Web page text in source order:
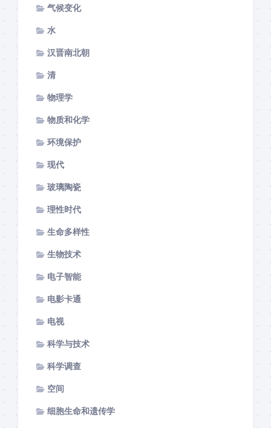
气候变化
水
汉晋南北朝
清
物理学
物质和化学
环境保护
现代
玻璃陶瓷
理性时代
生命多样性
生物技术
电子智能
电影卡通
电视
科学与技术
科学调查
空间
细胞生命和遗传学